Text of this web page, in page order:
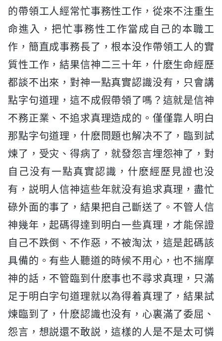
的帶領工人經常忙事務性工作，從來不注重生
命進入，把忙事務性工作當成自己的本職工
作，簡直成事務長了，根本没作帶領工人的實
質性工作，結果信神二三十年，什麽生命經歷
都談不出來，對神一點真實認識没有，只會講
點字句道理，這不成假帶領了嗎？這就是信神
不務正業、不追求真理造成的。僅僅靠人明白
那點字句道理，什麽問題也解决不了，臨到試
煉了，受灾、得病了，就發怨言埋怨神了，對
自己没有一點真實認識，什麽經歷見證也没
有，説明人信神這些年就没有追求真理，盡忙
碌外面的事了，結果把自己斷送了。不管人信
神幾年，起碼得達到明白一些真理，才能保證
自己不跌倒、不作惡，不被淘汰，這是起碼該
具備的。有些人聽道的時候不用心，也不揣摩
神的話，不管臨到什麽事也不尋求真理，只滿
足于明白字句道理就以為得着真理了，結果試
煉臨到了，什麽認識也没有，心裏滿了委屈、
怨言，想説還不敢説，這樣的人是不是太可憐